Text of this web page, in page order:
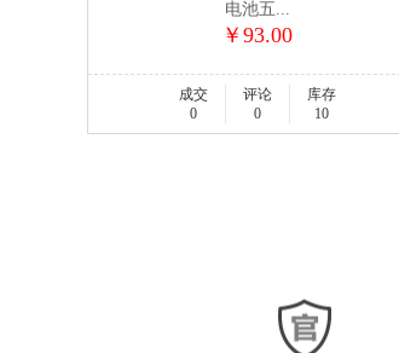
电池五...
￥93.00
成交
0
评论
0
库存
10